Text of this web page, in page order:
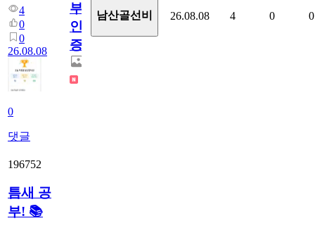
4
0
0
26.08.08
0
댓글
부
인
증
남산골선비 26.08.08 4 0 0
196752
틈새 공
부! 📚